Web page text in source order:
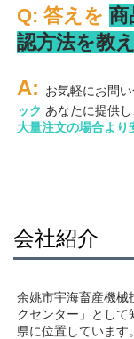
Q: 答えを 商
認方法を教
A: お気軽にお問
ック
大量注文の場合より
会社紹介
余姚市宇海畜産機械
クセンター」とし
県に位置しています